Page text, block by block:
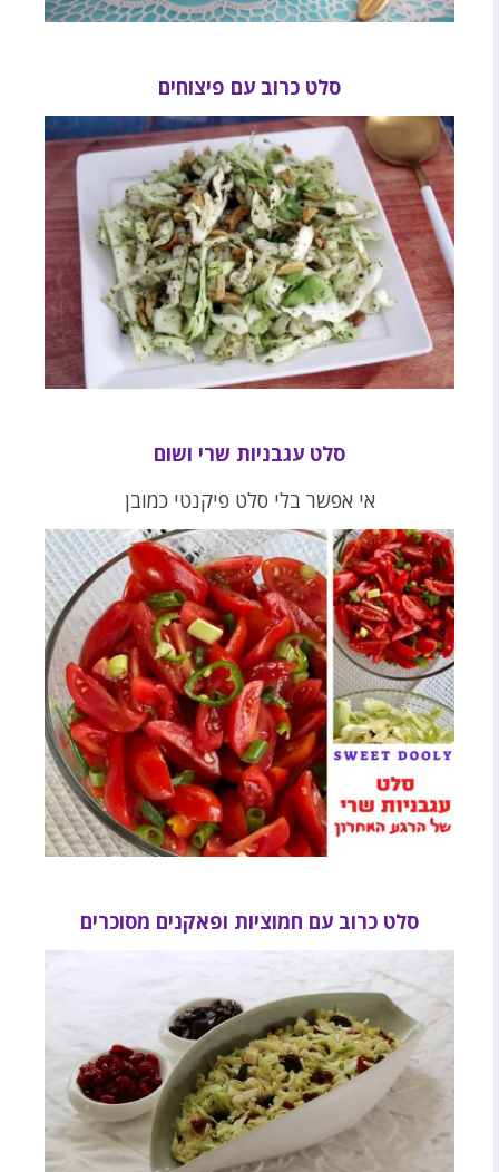
סלט כרוב עם פיצוחים
סלט עגבניות שרי ושום
אי אפשר בלי סלט פיקנטי כמובן
סלט כרוב עם חמוציות ופאקנים מסוכרים